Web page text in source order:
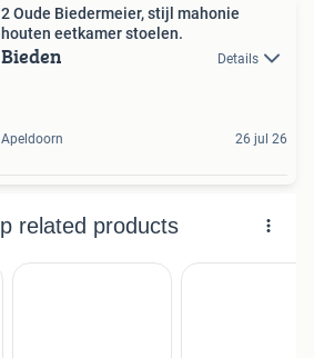
2 Oude Biedermeier, stijl mahonie
houten eetkamer stoelen.
Bieden Details
Apeldoorn 26 jul 26